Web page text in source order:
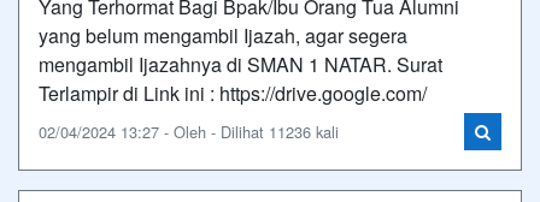
Yang Terhormat Bagi Bpak/Ibu Orang Tua Alumni
yang belum mengambil Ijazah, agar segera
mengambil Ijazahnya di SMAN 1 NATAR. Surat
Terlampir di Link ini : https://drive.google.com/
02/04/2024 13:27 - Oleh - Dilihat 11236 kali